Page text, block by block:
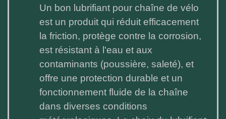
Un bon lubrifiant pour chaîne de vélo
est un produit qui réduit efficacement
la friction, protège contre la corrosion,
est résistant à l'eau et aux
contaminants (poussière, saleté), et
offre une protection durable et un
fonctionnement fluide de la chaîne
dans diverses conditions